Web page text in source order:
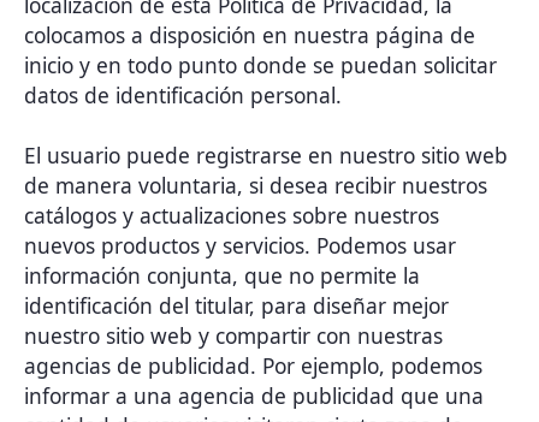
colocamos a disposición en nuestra página de
inicio y en todo punto donde se puedan solicitar
datos de identificación personal.
El usuario puede registrarse en nuestro sitio web
de manera voluntaria, si desea recibir nuestros
catálogos y actualizaciones sobre nuestros
nuevos productos y servicios. Podemos usar
información conjunta, que no permite la
identificación del titular, para diseñar mejor
nuestro sitio web y compartir con nuestras
agencias de publicidad. Por ejemplo, podemos
informar a una agencia de publicidad que una